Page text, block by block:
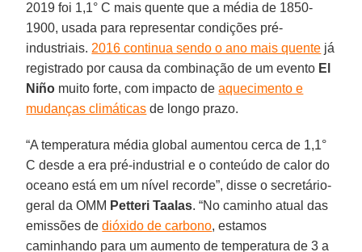
2019 foi 1,1° C mais quente que a média de 1850-
1900, usada para representar condições pré-
industriais. 2016 continua sendo o ano mais quente já
registrado por causa da combinação de um evento El
Niño muito forte, com impacto deaquecimento e
mudanças climáticas de longo prazo.
“A temperatura média global aumentou cerca de 1,1°
C desde a era pré-industrial e o conteúdo de calor do
oceano está em um nível recorde”, disse o secretário-
geral da OMM Petteri Taalas. “No caminho atual das
emissões de dióxido de carbono, estamos
caminhando para um aumento de temperatura de 3 a